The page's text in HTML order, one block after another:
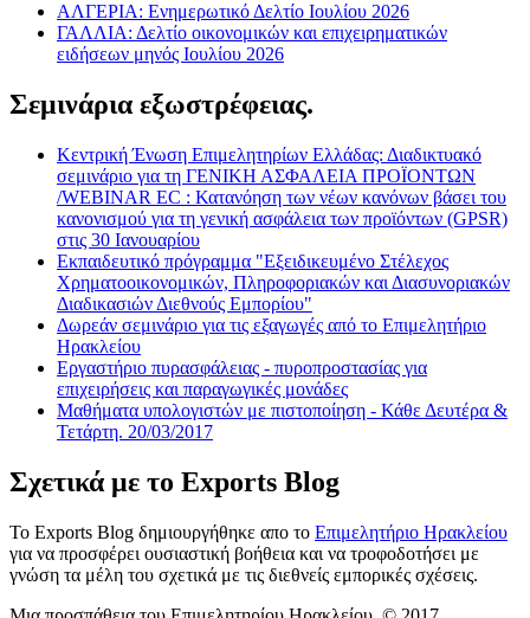
ΑΛΓΕΡΙΑ: Ενημερωτικό Δελτίο Ιουλίου 2026
ΓΑΛΛΙΑ: Δελτίο οικονομικών και επιχειρηματικών
ειδήσεων μηνός Ιουλίου 2026
Σεμινάρια εξωστρέφειας.
Κεντρική Ένωση Επιμελητηρίων Ελλάδας: Διαδικτυακό
σεμινάριο για τη ΓΕΝΙΚΗ ΑΣΦΑΛΕΙΑ ΠΡΟΪΟΝΤΩΝ
/WEBINAR EC : Κατανόηση των νέων κανόνων βάσει του
κανονισμού για τη γενική ασφάλεια των προϊόντων (GPSR)
στις 30 Ιανουαρίου
Εκπαιδευτικό πρόγραμμα "Εξειδικευμένο Στέλεχος
Χρηματοοικονομικών, Πληροφοριακών και Διασυνοριακών
Διαδικασιών Διεθνούς Εμπορίου"
Δωρεάν σεμινάριο για τις εξαγωγές από το Επιμελητήριο
Ηρακλείου
Εργαστήριο πυρασφάλειας - πυροπροστασίας για
επιχειρήσεις και παραγωγικές μονάδες
Μαθήματα υπολογιστών με πιστοποίηση - Κάθε Δευτέρα &
Τετάρτη. 20/03/2017
Σχετικά με το Exports Blog
Το Exports Blog δημιουργήθηκε απο το Επιμελητήριο Ηρακλείου
για να προσφέρει ουσιαστική βοήθεια και να τροφοδοτήσει με
γνώση τα μέλη του σχετικά με τις διεθνείς εμπορικές σχέσεις.